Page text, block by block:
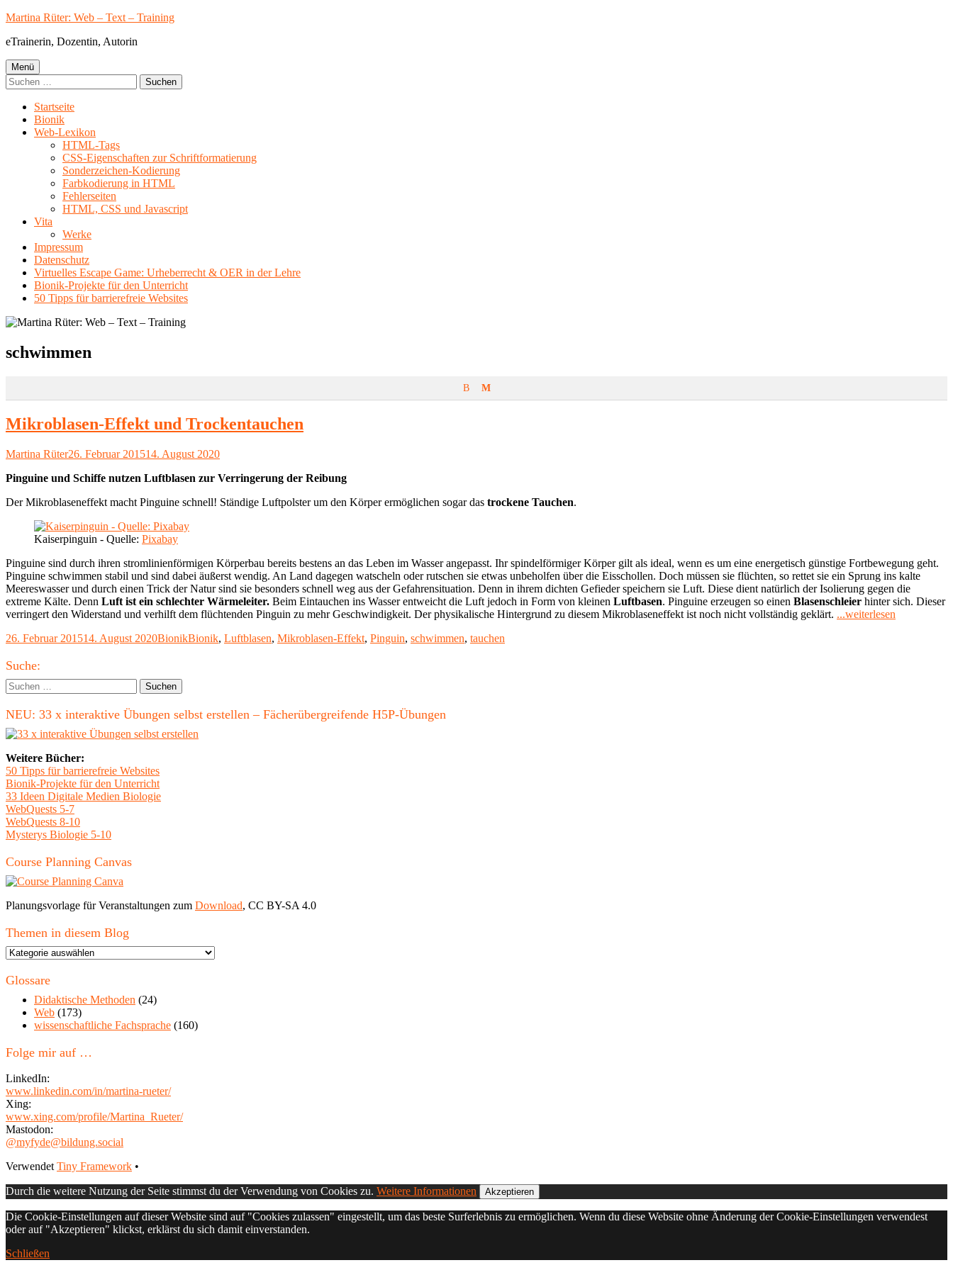
Springe
Inhalt
Martina Rüter: Web – Text – Training
eTrainerin, Dozentin, Autorin
Primäres
Menü
Menü
Suchen
nach:
Startseite
Bionik
Web-Lexikon
HTML-Tags
CSS-Eigenschaften zur Schriftformatierung
Sonderzeichen-Kodierung
Farbkodierung in HTML
Fehlerseiten
HTML, CSS und Javascript
Vita
Werke
Impressum
Datenschutz
Virtuelles Escape Game: Urheberrecht & OER in der Lehre
Bionik-Projekte für den Unterricht
50 Tipps für barrierefreie Websites
Schlagwort:
schwimmen
B M
Mikroblasen-Effekt und Trockentauchen
Autor
Martina RüterVeröffentlicht
26. Februar 201514. August 2020
Pinguine und Schiffe nutzen Luftblasen zur Verringerung der Reibung
Der Mikroblaseneffekt macht Pinguine schnell! Ständige Luftpolster um den Körper ermöglichen sogar das trockene Tauchen.
Kaiserpinguin - Quelle: Pixabay
Pinguine sind durch ihren stromlinienförmigen Körperbau bereits bestens an das Leben im Wasser angepasst. Ihr spindelförmiger Körper gilt als ideal, wenn es um eine energetisch günstige Fortbewegung geht.
Pinguine schwimmen stabil und sind dabei äußerst wendig. An Land dagegen watscheln oder rutschen sie etwas unbeholfen über die Eisschollen. Doch müssen sie flüchten, so rettet sie ein Sprung ins kalte
Meereswasser und durch einen Trick der Natur sind sie besonders schnell weg aus der Gefahrensituation. Denn in ihrem dichten Gefieder speichern sie Luft. Diese dient natürlich der Isolierung gegen die
extreme Kälte. Denn Luft ist ein schlechter Wärmeleiter. Beim Eintauchen ins Wasser entweicht die Luft jedoch in Form von kleinen Luftbasen. Pinguine erzeugen so einen Blasenschleier hinter sich. Dieser
verringert den Widerstand und verhilft dem flüchtenden Pinguin zu mehr Geschwindigkeit. Der physikalische Hintergrund zu diesem Mikroblaseneffekt ist noch nicht vollständig geklärt. ...weiterlesen
Veröffentlicht
26. Februar 201514. August 2020Kategorien
BionikSchlagwörter
Bionik, Luftblasen, Mikroblasen-Effekt, Pinguin, schwimmen, tauchen
Haupt-
Seitenleiste
Suche:
Suchen
nach:
NEU: 33 x interaktive Übungen selbst erstellen – Fächerübergreifende H5P-Übungen
Weitere Bücher:
50 Tipps für barrierefreie Websites
Bionik-Projekte für den Unterricht
33 Ideen Digitale Medien Biologie
WebQuests 5-7
WebQuests 8-10
Mysterys Biologie 5-10
Course Planning Canvas
Planungsvorlage für Veranstaltungen zum Download, CC BY-SA 4.0
Themen in diesem Blog
Themen
diesem
Glossare
Didaktische Methoden (24)
Web (173)
wissenschaftliche Fachsprache (160)
Folge mir auf …
LinkedIn:
www.linkedin.com/in/martina-rueter/
Xing:
www.xing.com/profile/Martina_Rueter/
Mastodon:
@myfyde@bildung.social
Footer
Inhalt
Verwendet Tiny Framework •
Durch die weitere Nutzung der Seite stimmst du der Verwendung von Cookies zu. Weitere Informationen Akzeptieren
Die Cookie-Einstellungen auf dieser Website sind auf "Cookies zulassen" eingestellt, um das beste Surferlebnis zu ermöglichen. Wenn du diese Website ohne Änderung der Cookie-Einstellungen verwendest
oder auf "Akzeptieren" klickst, erklärst du sich damit einverstanden.
Schließen